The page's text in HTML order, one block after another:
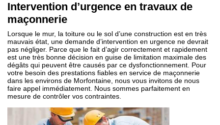
Intervention d’urgence en travaux de
maçonnerie
Lorsque le mur, la toiture ou le sol d’une construction est en très
mauvais état, une demande d’intervention en urgence ne devrait
pas négliger. Parce que le fait d’agir correctement et rapidement
est une très bonne décision en guise de limitation maximale des
dégâts qui peuvent être causés par ce dysfonctionnement. Pour
votre besoin des prestations fiables en service de maçonnerie
dans les environs de Morfontaine, nous vous invitons de nous
faire appel immédiatement. Nous sommes parfaitement en
mesure de contrôler vos contraintes.